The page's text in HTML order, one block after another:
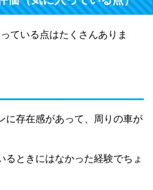
ている点はたくさんありま
に存在感があって、周りの車が
るときにはなかった経験でちょ